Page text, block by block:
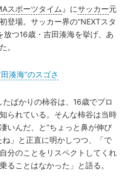
スポーツタイム 』にサッカー元
登場。サッカー界の“NEXTスタ
放つ16歳・吉田湊海を挙げ、あ
。
湊海”のスゴさ
ばかりの柿谷は、16歳でプロ
られている。そんな柿谷は当時
いんだ、と“ちょっと鼻が伸び
」と正直に明かしつつ、「で
分のことをリスペクトしてくれ
ることはなかった」と語る。